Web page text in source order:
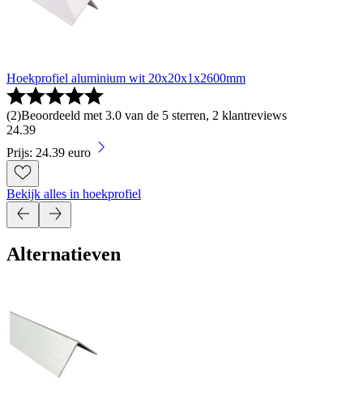
Hoekprofiel aluminium wit 20x20x1x2600mm
(2)Beoordeeld met 3.0 van de 5 sterren, 2 klantreviews
24.39
Prijs: 24.39 euro
Bekijk alles in hoekprofiel
Alternatieven